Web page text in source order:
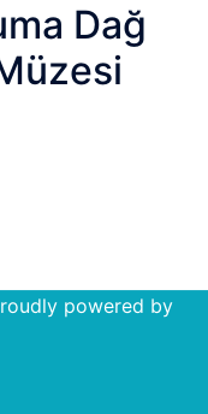
Dağ
powered by
Open